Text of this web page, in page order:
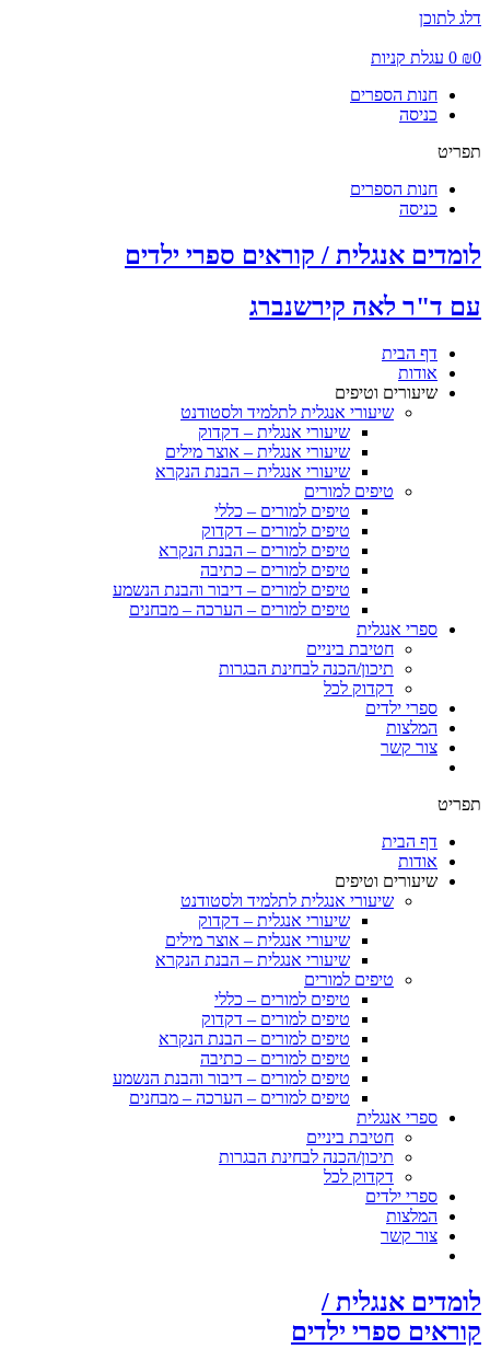
דלג לתוכן
₪0
0 עגלת קניות
חנות הספרים
כניסה
תפריט
חנות הספרים
כניסה
לומדים אנגלית / קוראים ספרי ילדים
עם ד"ר לאה קירשנברג
דף הבית
אודות
שיעורים וטיפים
שיעורי אנגלית לתלמיד ולסטודנט
שיעורי אנגלית – דקדוק
שיעורי אנגלית – אוצר מילים
שיעורי אנגלית – הבנת הנקרא
טיפים למורים
טיפים למורים – כללי
טיפים למורים – דקדוק
טיפים למורים – הבנת הנקרא
טיפים למורים – כתיבה
טיפים למורים – דיבור והבנת הנשמע
טיפים למורים – הערכה – מבחנים
ספרי אנגלית
חטיבת ביניים
תיכון/הכנה לבחינת הבגרות
דקדוק לכל
ספרי ילדים
המלצות
צור קשר
תפריט
דף הבית
אודות
שיעורים וטיפים
שיעורי אנגלית לתלמיד ולסטודנט
שיעורי אנגלית – דקדוק
שיעורי אנגלית – אוצר מילים
שיעורי אנגלית – הבנת הנקרא
טיפים למורים
טיפים למורים – כללי
טיפים למורים – דקדוק
טיפים למורים – הבנת הנקרא
טיפים למורים – כתיבה
טיפים למורים – דיבור והבנת הנשמע
טיפים למורים – הערכה – מבחנים
ספרי אנגלית
חטיבת ביניים
תיכון/הכנה לבחינת הבגרות
דקדוק לכל
ספרי ילדים
המלצות
צור קשר
לומדים אנגלית /
קוראים ספרי ילדים